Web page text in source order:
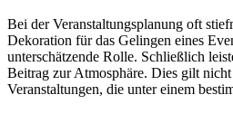
Bei der Veranstaltungsplanung oft
Dekoration für das Gelingen eines
unterschätzende Rolle. Schließlich
Beitrag zur Atmosphäre. Dies gilt
Veranstaltungen, die unter einem